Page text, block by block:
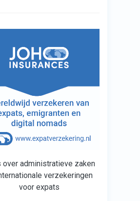
over administratieve zaken
verzekeringen
voor expats